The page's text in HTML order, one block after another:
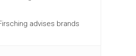
advises brands